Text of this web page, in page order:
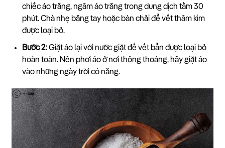
chiếc áo trắng, ngâm áo trắng trong dung dịch tầm 30
phút. Chà nhẹ bằng tay hoặc bàn chải để vết thâm kim
được loại bỏ.
Bước 2:Giặt áo lại với nước giặt để vết bẩn được loại bỏ
hoàn toàn. Nên phơi áo ở nơi thông thoáng, hãy giặt áo
vào những ngày trời có nắng.